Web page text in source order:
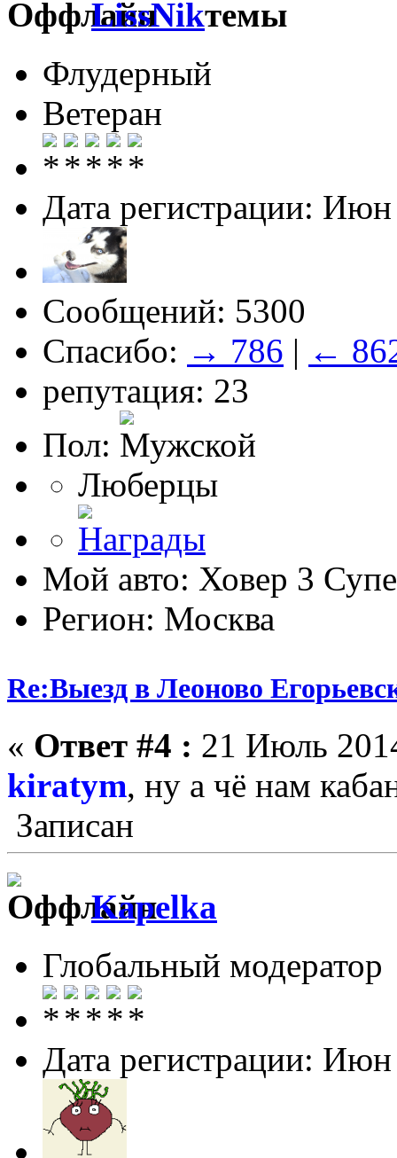
LissNik
Флудерный
Ветеран
Дата регистрации:
Сообщений: 5300
Спасибо: → 786 | ←
репутация: 23
Пол:
Люберцы
Мой авто: Ховер 3
Регион: Москва
Re:Выезд в Леоново
« Ответ #4 : 21 Июль
kiratym, ну а чё нам
Записан
Kapelka
Глобальный модератор
Дата регистрации: